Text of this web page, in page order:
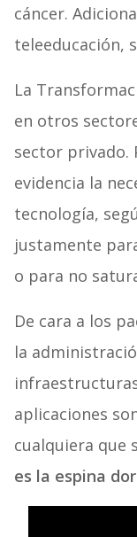
cáncer.
teleeducación,
La
en otros
sector privado.
evidencia la
tecnología,
justamente
o para no
De cara a los
la
aplicaciones
cualquiera que
es la espina